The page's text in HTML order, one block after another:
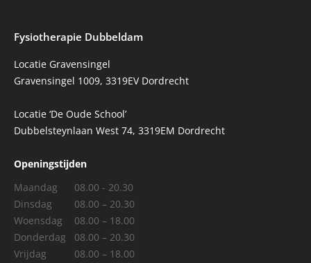
Fysiotherapie Dubbeldam
Locatie Gravensingel
Gravensingel 1009, 3319EV Dordrecht
Locatie ‘De Oude School’
Dubbelsteynlaan West 74, 3319EM Dordrecht
Openingstijden
Maandag
08.00 - 20.30
Dinsdag
08.00 – 20.30
Woensdag
08.00 – 18.00
Donderdag
08.00 – 20.30
Vrijdag
08.00 – 18.00